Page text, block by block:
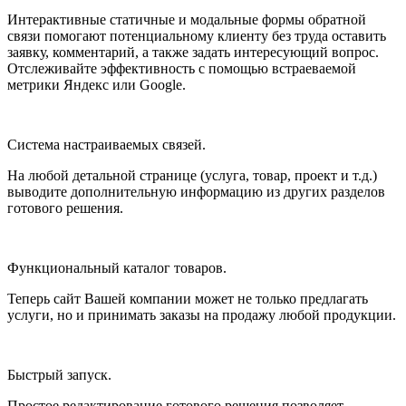
Интерактивные статичные и модальные формы обратной
связи помогают потенциальному клиенту без труда оставить
заявку, комментарий, а также задать интересующий вопрос.
Отслеживайте эффективность с помощью встраеваемой
метрики Яндекс или Google.
Система настраиваемых связей.
На любой детальной странице (услуга, товар, проект и т.д.)
выводите дополнительную информацию из других разделов
готового решения.
Функциональный каталог товаров.
Теперь сайт Вашей компании может не только предлагать
услуги, но и принимать заказы на продажу любой продукции.
Быстрый запуск.